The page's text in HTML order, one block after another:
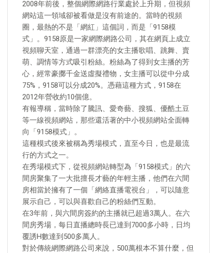
2008年前後，整個網際網路行業處於上升期，但視頻
網站這一領域卻被看做是沒有前途的。當時的視頻
圈，最熱的不是「網紅」這個詞，而是「9158模
式」。9158原是一家網際網路公司，其在網頁上成立
視頻聊天室，通過一群漂亮的女主播歌唱、跳舞、賣
萌、調情等方式吸引粉絲。粉絲為了得到女主播的芳
心，經常豪擲千金送虛擬禮物，女主播可以從中分成
75%，9158可以分成20%。憑藉這種方式，9158在
2012年營收約10個億。
有報導稱，當時除了騰訊、愛奇藝、搜狐、優酷土豆
等一線視頻網站，那些還活著的中小視頻網站全面轉
向「9158模式」。
這種模式後來被稱為秀場模式，直至今日，也是最流
行的方式之一。
在秀場模式下，從視頻網站轉型為「9158模式」的六
間房聚集了一大批擅長才藝的年輕主播，他們在六間
房相當於擁有了一個「網絡直播電視台」，可以隨意
展示自己，可以與喜歡自己的粉絲們互動。
在3年前，與六間房簽約的主播就已超過3萬人。在六
間房秀場，每日直播總時長已達到7000多小時，日均
覆誘H數達到500多萬人。
對於傳統網際網路公司來說，500萬根本不算什麼，但